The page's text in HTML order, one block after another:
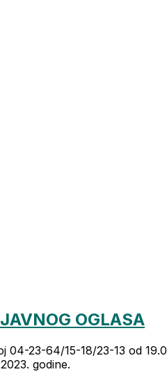
OGLASA
23-64/15-18/23-13 od
godine.